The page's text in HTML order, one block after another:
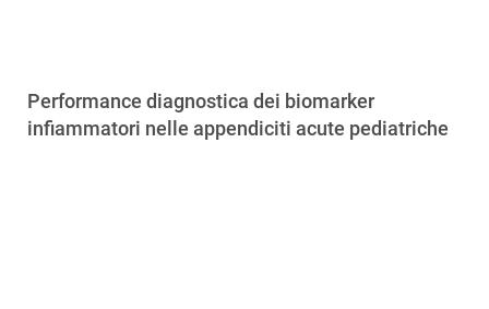
Performance diagnostica dei biomarker
infiammatori nelle appendiciti acute pediatriche